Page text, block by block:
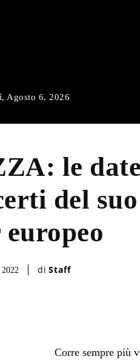
Agosto 6, 2026
le
del
di Staff
Corre sempre più